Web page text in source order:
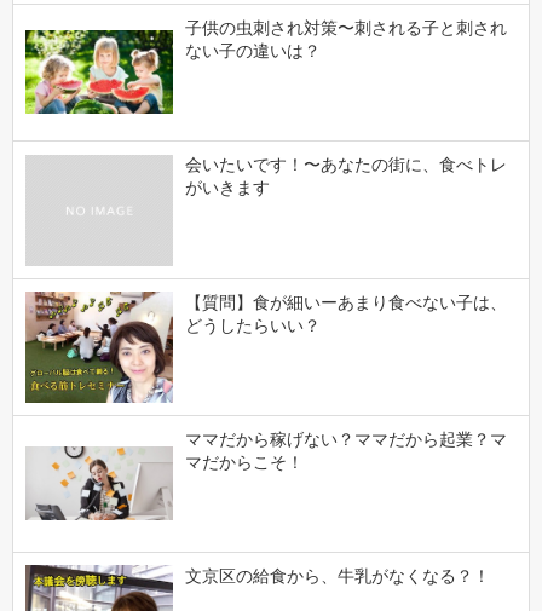
子供の虫刺され対策〜刺される子と刺され
ない子の違いは？
会いたいです！〜あなたの街に、食べトレ
がいきます
【質問】食が細いーあまり食べない子は、
どうしたらいい？
ママだから稼げない？ママだから起業？マ
マだからこそ！
文京区の給食から、牛乳がなくなる？！